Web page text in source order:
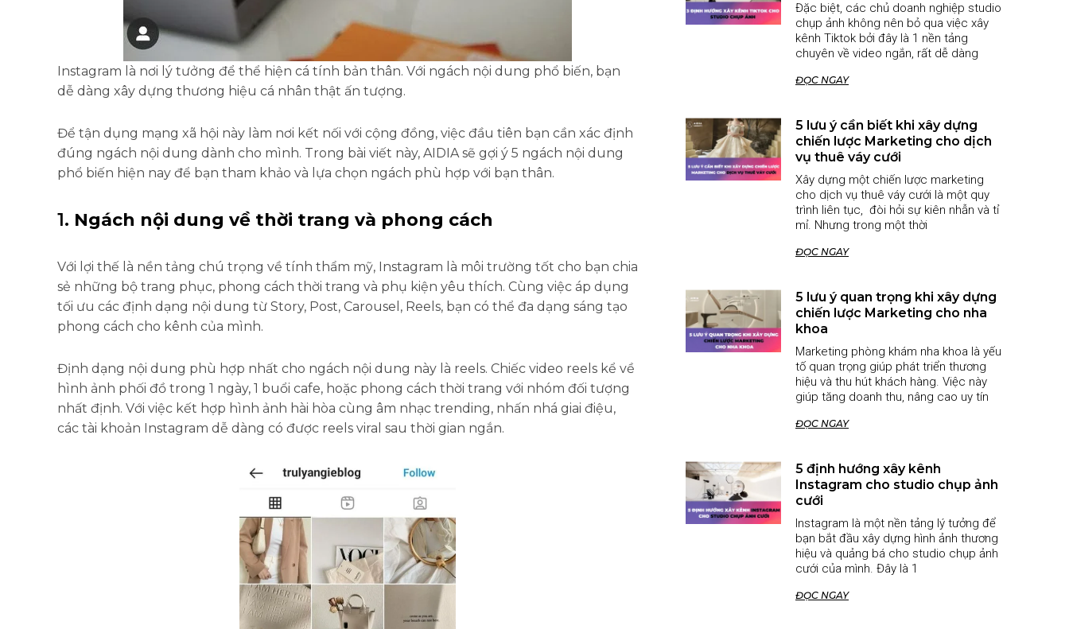
Instagram là nơi lý tưởng để thể hiện cá tính bản thân. Với ngách nội dung phổ biến, bạn
dễ dàng xây dựng thương hiệu cá nhân thật ấn tượng.
Để tận dụng mạng xã hội này làm nơi kết nối với cộng đồng, việc đầu tiên bạn cần xác định
đúng ngách nội dung dành cho mình. Trong bài viết này, AIDIA sẽ gợi ý 5 ngách nội dung
phổ biến hiện nay để bạn tham khảo và lựa chọn ngách phù hợp với bạn thân.
1. Ngách nội dung về thời trang và phong cách
Với lợi thế là nền tảng chú trọng về tính thẩm mỹ, Instagram là môi trường tốt cho bạn chia
sẻ những bộ trang phục, phong cách thời trang và phụ kiện yêu thích. Cùng việc áp dụng
tối ưu các định dạng nội dung từ Story, Post, Carousel, Reels, bạn có thể đa dạng sáng tạo
phong cách cho kênh của mình.
Định dạng nội dung phù hợp nhất cho ngách nội dung này là reels. Chiếc video reels kể về
hình ảnh phối đồ trong 1 ngày, 1 buổi cafe, hoặc phong cách thời trang với nhóm đối tượng
nhất định. Với việc kết hợp hình ảnh hài hòa cùng âm nhạc trending, nhấn nhá giai điệu,
các tài khoản Instagram dễ dàng có được reels viral sau thời gian ngắn.
Đặc biệt, các chủ doanh nghiệp studio
chụp ảnh không nên bỏ qua việc xây
kênh Tiktok bởi đây là 1 nền tảng
chuyên về video ngắn, rất dễ dàng
ĐỌC NGAY
5 lưu ý cần biết khi xây dựng
chiến lược Marketing cho dịch
vụ thuê váy cưới
Xây dựng một chiến lược marketing
cho dịch vụ thuê váy cưới là một quy
trình liên tục, đòi hỏi sự kiên nhẫn và tỉ
mỉ. Nhưng trong một thời
ĐỌC NGAY
5 lưu ý quan trọng khi xây dựng
chiến lược Marketing cho nha
khoa
Marketing phòng khám nha khoa là yếu
tố quan trọng giúp phát triển thương
hiệu và thu hút khách hàng. Việc này
giúp tăng doanh thu, nâng cao uy tín
ĐỌC NGAY
5 định hướng xây kênh
Instagram cho studio chụp ảnh
cưới
Instagram là một nền tảng lý tưởng để
bạn bắt đầu xây dựng hình ảnh thương
hiệu và quảng bá cho studio chụp ảnh
cưới của mình. Đây là 1
ĐỌC NGAY